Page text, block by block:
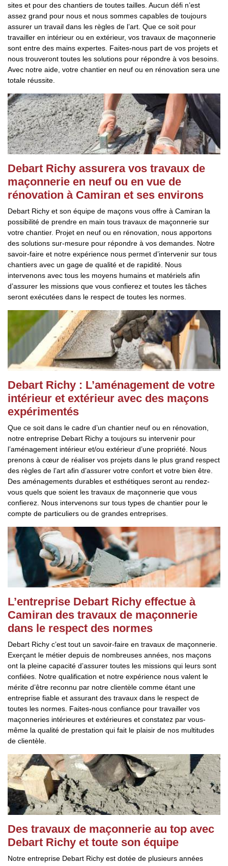
sites et pour des chantiers de toutes tailles. Aucun défi n’est
assez grand pour nous et nous sommes capables de toujours
assurer un travail dans les règles de l’art. Que ce soit pour
travailler en intérieur ou en extérieur, vos travaux de maçonnerie
sont entre des mains expertes. Faites-nous part de vos projets et
nous trouveront toutes les solutions pour répondre à vos besoins.
Avec notre aide, votre chantier en neuf ou en rénovation sera une
totale réussite.
Debart Richy assurera vos travaux de
maçonnerie en neuf ou en vue de
rénovation à Camiran et ses environs
Debart Richy et son équipe de maçons vous offre à Camiran la
possibilité de prendre en main tous travaux de maçonnerie sur
votre chantier. Projet en neuf ou en rénovation, nous apportons
des solutions sur-mesure pour répondre à vos demandes. Notre
savoir-faire et notre expérience nous permet d’intervenir sur tous
chantiers avec un gage de qualité et de rapidité. Nous
intervenons avec tous les moyens humains et matériels afin
d’assurer les missions que vous confierez et toutes les tâches
seront exécutées dans le respect de toutes les normes.
Debart Richy : L’aménagement de votre
intérieur et extérieur avec des maçons
expérimentés
Que ce soit dans le cadre d’un chantier neuf ou en rénovation,
notre entreprise Debart Richy a toujours su intervenir pour
l’aménagement intérieur et/ou extérieur d’une propriété. Nous
prenons à cœur de réaliser vos projets dans le plus grand respect
des règles de l’art afin d’assurer votre confort et votre bien être.
Des aménagements durables et esthétiques seront au rendez-
vous quels que soient les travaux de maçonnerie que vous
confierez. Nous intervenons sur tous types de chantier pour le
compte de particuliers ou de grandes entreprises.
L’entreprise Debart Richy effectue à
Camiran des travaux de maçonnerie
dans le respect des normes
Debart Richy c’est tout un savoir-faire en travaux de maçonnerie.
Exerçant le métier depuis de nombreuses années, nos maçons
ont la pleine capacité d’assurer toutes les missions qui leurs sont
confiées. Notre qualification et notre expérience nous valent le
mérite d’être reconnu par notre clientèle comme étant une
entreprise fiable et assurant des travaux dans le respect de
toutes les normes. Faites-nous confiance pour travailler vos
maçonneries intérieures et extérieures et constatez par vous-
même la qualité de prestation qui fait le plaisir de nos multitudes
de clientèle.
Des travaux de maçonnerie au top avec
Debart Richy et toute son équipe
Notre entreprise Debart Richy est dotée de plusieurs années